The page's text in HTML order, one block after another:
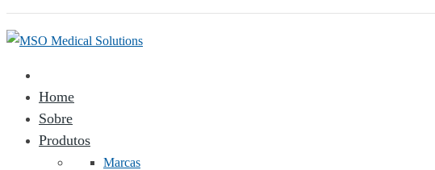
Home
Sobre
Produtos
Marcas